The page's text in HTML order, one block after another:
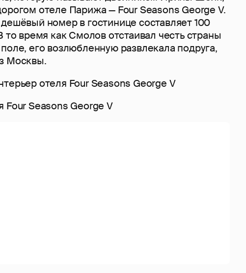
отеле Парижа — Four Seasons George V.
номер в гостинице составляет 100
то время как Смолов отстаивал честь страны
его возлюбленную развлекала подруга,
Москвы.
Four Seasons George V